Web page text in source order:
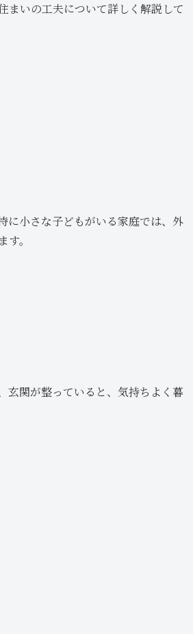
まいの工夫について詳しく解説して
に小さな子どもがいる家庭では、外
。
玄関が整っていると、気持ちよく暮